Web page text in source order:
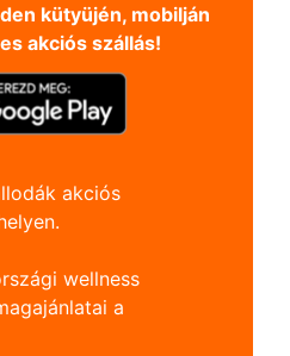
kütyüjén, mobilján
akciós szállás!
akciós
wellness
a